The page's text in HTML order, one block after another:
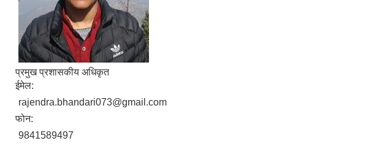
प्रमुख प्रशासकीय अधिकृत
ईमेल:
rajendra.bhandari073@gmail.com
फोन:
9841589497